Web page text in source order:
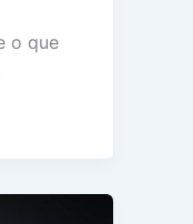
o que